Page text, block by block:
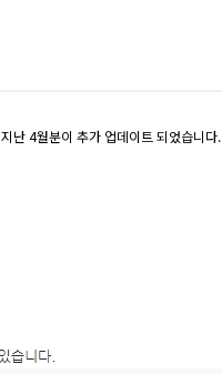
난 4월분이 추가 업데이트 되었습니다.